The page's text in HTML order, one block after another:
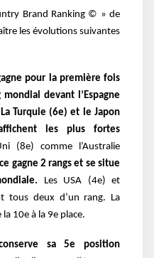
Brand Ranking © » de
les évolutions suivantes
pour la première fois
mondialdevant l’Espagne
La Turquie (6e) et le Japon
les plus fortes
(8e) comme l’Australie
gagne 2 rangs et se situe
Les USA (4e) et
tous deux d’un rang. La
la 10e à la 9e place.
sa 5e position